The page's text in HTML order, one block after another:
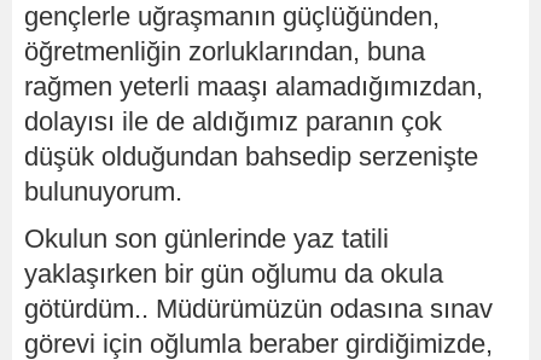
gençlerle uğraşmanın güçlüğünden,
öğretmenliğin zorluklarından, buna
rağmen yeterli maaşı alamadığımızdan,
dolayısı ile de aldığımız paranın çok
düşük olduğundan bahsedip serzenişte
bulunuyorum.
Okulun son günlerinde yaz tatili
yaklaşırken bir gün oğlumu da okula
götürdüm.. Müdürümüzün odasına sınav
görevi için oğlumla beraber girdiğimizde,